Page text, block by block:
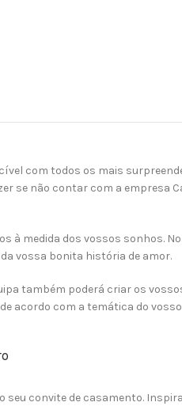
com todos os mais
se não contar com a empresa
à medida dos vossos sonhos.
vossa bonita história de amor.
também poderá criar os
acordo com a temática do
seu convite de casamento.